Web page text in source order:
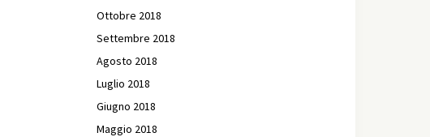
Ottobre 2018
Settembre 2018
Agosto 2018
Luglio 2018
Giugno 2018
Maggio 2018